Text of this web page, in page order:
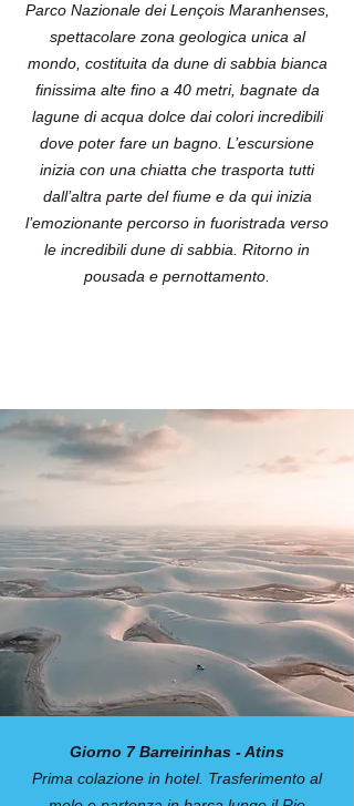
Parco Nazionale dei Lençois Maranhenses,
spettacolare zona geologica unica al
mondo, costituita da dune di sabbia bianca
finissima alte fino a 40 metri, bagnate da
lagune di acqua dolce dai colori incredibili
dove poter fare un bagno. L’escursione
inizia con una chiatta che trasporta tutti
dall’altra parte del fiume e da qui inizia
l’emozionante percorso in fuoristrada verso
le incredibili dune di sabbia. Ritorno in
pousada e pernottamento.
Giorno 7 Barreirinhas - Atins
Prima colazione in hotel. Trasferimento al